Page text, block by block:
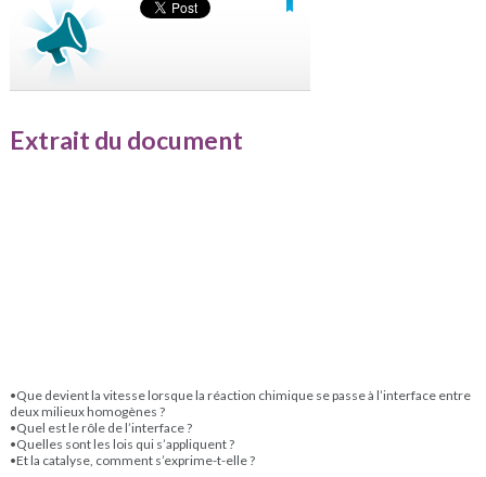
Extrait du document
•Que devient la vitesse lorsque la réaction chimique se passe à l’interface entre
deux milieux homogènes ?
•Quel est le rôle de l’interface ?
•Quelles sont les lois qui s’appliquent ?
•Et la catalyse, comment s’exprime-t-elle ?